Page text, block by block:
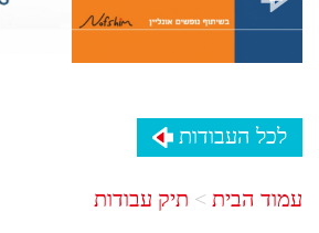
לכל העבודות
עמוד הבית תיק עבודות